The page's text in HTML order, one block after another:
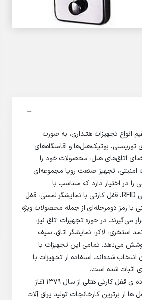
تجهیزات هتلداری، به صورت
توریستی، بوتیک‌هتل‌ها و اقامتگاه‌های
فضای اتاق‌های هتل، محصولات خود را
تجهیز صنعت رویا مجموعه‌ای
در اختیار دارد که متناسب با
جدیدترین تکنولوژی‌های روز دنیا و نیاز پروژه‌های هتلداری تهیه شده‌اند. قفل کارتی RFID، قفل کارتی با نمایشگر لمسی، قفل
با رمز دومرحله‌ای از جمله محصولات ویژه
در حوزه تجهیزات اتاق نیز،
استخری، لاکر، نمایشگر اتاق، سیف
پوشش می‌دهد. تمامی این تجهیزات با
شده‌اند. استفاده از تجهیزات با
اثبات شده است.
شرکت تجهیز صنعت رویا (پیشگام سابق) فعالیت خود را به عنوان اولین وارد کننده ی قفل کارتی هتلی از سال ۱۳۷۹ آغاز
ها از برترین کارخانجات تولید یراق آلات